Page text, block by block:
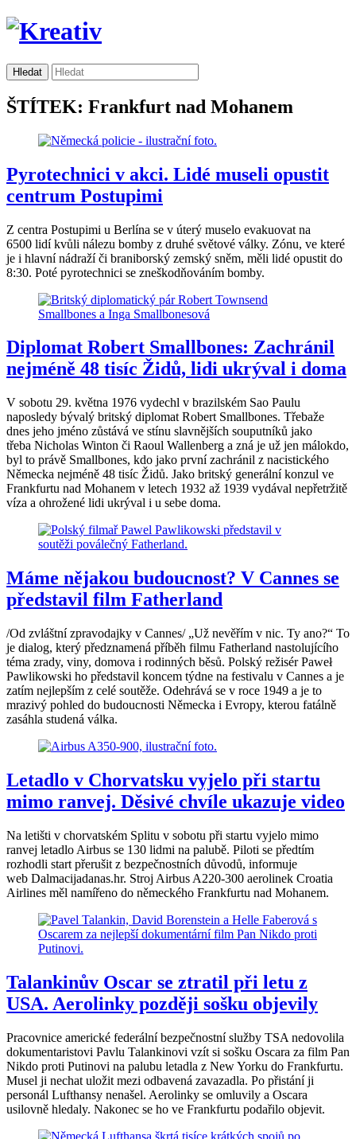
ŠTÍTEK: Frankfurt nad Mohanem
Pyrotechnici v akci. Lidé museli opustit
centrum Postupimi
Z centra Postupimi u Berlína se v úterý muselo evakuovat na
6500 lidí kvůli nálezu bomby z druhé světové války. Zónu, ve které
je i hlavní nádraží či braniborský zemský sněm, měli lidé opustit do
8:30. Poté pyrotechnici se zneškodňováním bomby.
Diplomat Robert Smallbones: Zachránil
nejméně 48 tisíc Židů, lidi ukrýval i doma
V sobotu 29. května 1976 vydechl v brazilském Sao Paulu
naposledy bývalý britský diplomat Robert Smallbones. Třebaže
dnes jeho jméno zůstává ve stínu slavnějších souputníků jako
třeba Nicholas Winton či Raoul Wallenberg a zná je už jen málokdo,
byl to právě Smallbones, kdo jako první zachránil z nacistického
Německa nejméně 48 tisíc Židů. Jako britský generální konzul ve
Frankfurtu nad Mohanem v letech 1932 až 1939 vydával nepřetržitě
víza a ohrožené lidi ukrýval i u sebe doma.
Máme nějakou budoucnost? V Cannes se
představil film Fatherland
/Od zvláštní zpravodajky v Cannes/ „Už nevěřím v nic. Ty ano?“ To
je dialog, který předznamená příběh filmu Fatherland nastolujícího
téma zrady, viny, domova i rodinných běsů. Polský režisér Paweł
Pawlikowski ho představil koncem týdne na festivalu v Cannes a je
zatím nejlepším z celé soutěže. Odehrává se v roce 1949 a je to
mrazivý pohled do budoucnosti Německa i Evropy, kterou fatálně
zasáhla studená válka.
Letadlo v Chorvatsku vyjelo při startu
mimo ranvej. Děsivé chvíle ukazuje video
Na letišti v chorvatském Splitu v sobotu při startu vyjelo mimo
ranvej letadlo Airbus se 130 lidmi na palubě. Piloti se předtím
rozhodli start přerušit z bezpečnostních důvodů, informuje
web Dalmacijadanas.hr. Stroj Airbus A220-300 aerolinek Croatia
Airlines měl namířeno do německého Frankfurtu nad Mohanem.
Talankinův Oscar se ztratil při letu z
USA. Aerolinky později sošku objevily
Pracovnice americké federální bezpečnostní služby TSA nedovolila
dokumentaristovi Pavlu Talankinovi vzít si sošku Oscara za film Pan
Nikdo proti Putinovi na palubu letadla z New Yorku do Frankfurtu.
Musel ji nechat uložit mezi odbavená zavazadla. Po přistání ji
personál Lufthansy nenašel. Aerolinky se omluvily a Oscara
usilovně hledaly. Nakonec se ho ve Frankfurtu podařilo objevit.